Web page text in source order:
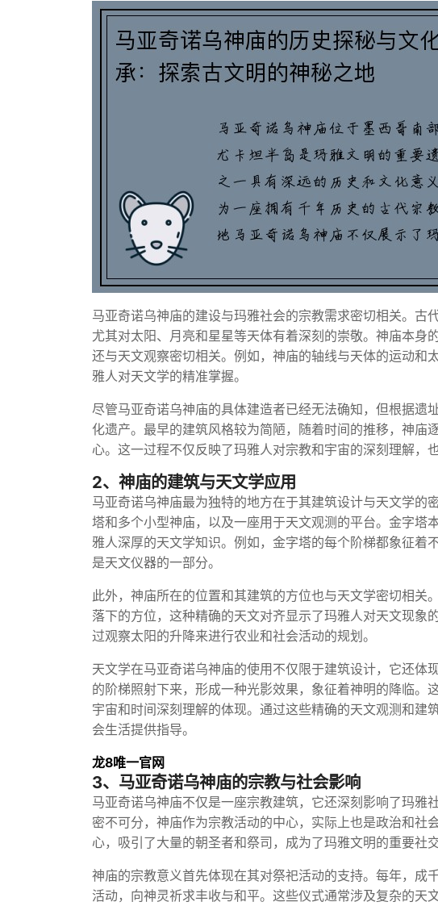
马亚奇诺乌神庙的建设与玛雅社会的宗教需求密切相关。古
尤其对太阳、月亮和星星等天体有着深刻的崇敬。神庙本身
还与天文观察密切相关。例如，神庙的轴线与天体的运动和
雅人对天文学的精准掌握。
尽管马亚奇诺乌神庙的具体建造者已经无法确知，但根据遗
化遗产。最早的建筑风格较为简陋，随着时间的推移，神庙
心。这一过程不仅反映了玛雅人对宗教和宇宙的深刻理解，
2、神庙的建筑与天文学应用
马亚奇诺乌神庙最为独特的地方在于其建筑设计与天文学的
塔和多个小型神庙，以及一座用于天文观测的平台。金字塔
雅人深厚的天文学知识。例如，金字塔的每个阶梯都象征着
是天文仪器的一部分。
此外，神庙所在的位置和其建筑的方位也与天文学密切相
落下的方位，这种精确的天文对齐显示了玛雅人对天文现象
过观察太阳的升降来进行农业和社会活动的规划。
天文学在马亚奇诺乌神庙的使用不仅限于建筑设计，它还体
的阶梯照射下来，形成一种光影效果，象征着神明的降临
宇宙和时间深刻理解的体现。通过这些精确的天文观测和建
会生活提供指导。
龙8唯一官网
3、马亚奇诺乌神庙的宗教与社会影响
马亚奇诺乌神庙不仅是一座宗教建筑，它还深刻影响了玛
密不可分，神庙作为宗教活动的中心，实际上也是政治和社
心，吸引了大量的朝圣者和祭司，成为了玛雅文明的重要社交
神庙的宗教意义首先体现在其对祭祀活动的支持。每年，成
活动，向神灵祈求丰收与和平。这些仪式通常涉及复杂的天